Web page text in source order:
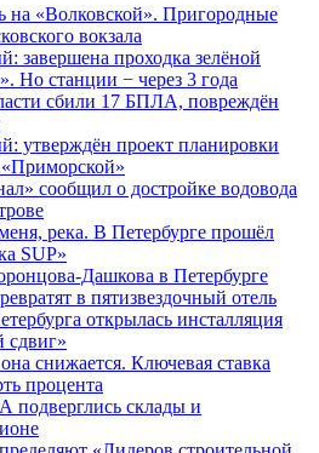
на «Волковской». Пригородные
вокзала
завершена проходка зелёной
Но станции − через 3 года
сбили 17 БПЛА, повреждён
утверждён проект планировки
«Приморской»
сообщил о достройке водовода
река. В Петербурге прошёл
SUP»
Дашкова в Петербурге
в пятизвездочный отель
открылась инсталляция
сдвиг»
снижается. Ключевая ставка
процента
подверглись склады и